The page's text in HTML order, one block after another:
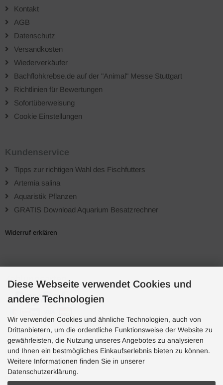
Kontakt
AGB
Datenschutz
Versandkosten
Wiederverkäufer
Bachflohkrebse.de auf der "Animal" Messe Stuttgart
Richtlinien für Bewertungen
Sofortüberweisung
Cookie Einstellungen
Kundenservice
Tipps zur richtigen Wahl des Fischfutters
Artemia salina
Aquaristik Pflanzen
GRATIS Download Aquarium Besatzrechner
Widerruf erklären
Zahlungsarten
Hotline
Hotline
Diese Webseite verwendet Cookies und
andere Technologien
Wir verwenden Cookies und ähnliche Technologien, auch von
Drittanbietern, um die ordentliche Funktionsweise der Website zu
gewährleisten, die Nutzung unseres Angebotes zu analysieren
und Ihnen ein bestmögliches Einkaufserlebnis bieten zu können.
Weitere Informationen finden Sie in unserer
Datenschutzerklärung.